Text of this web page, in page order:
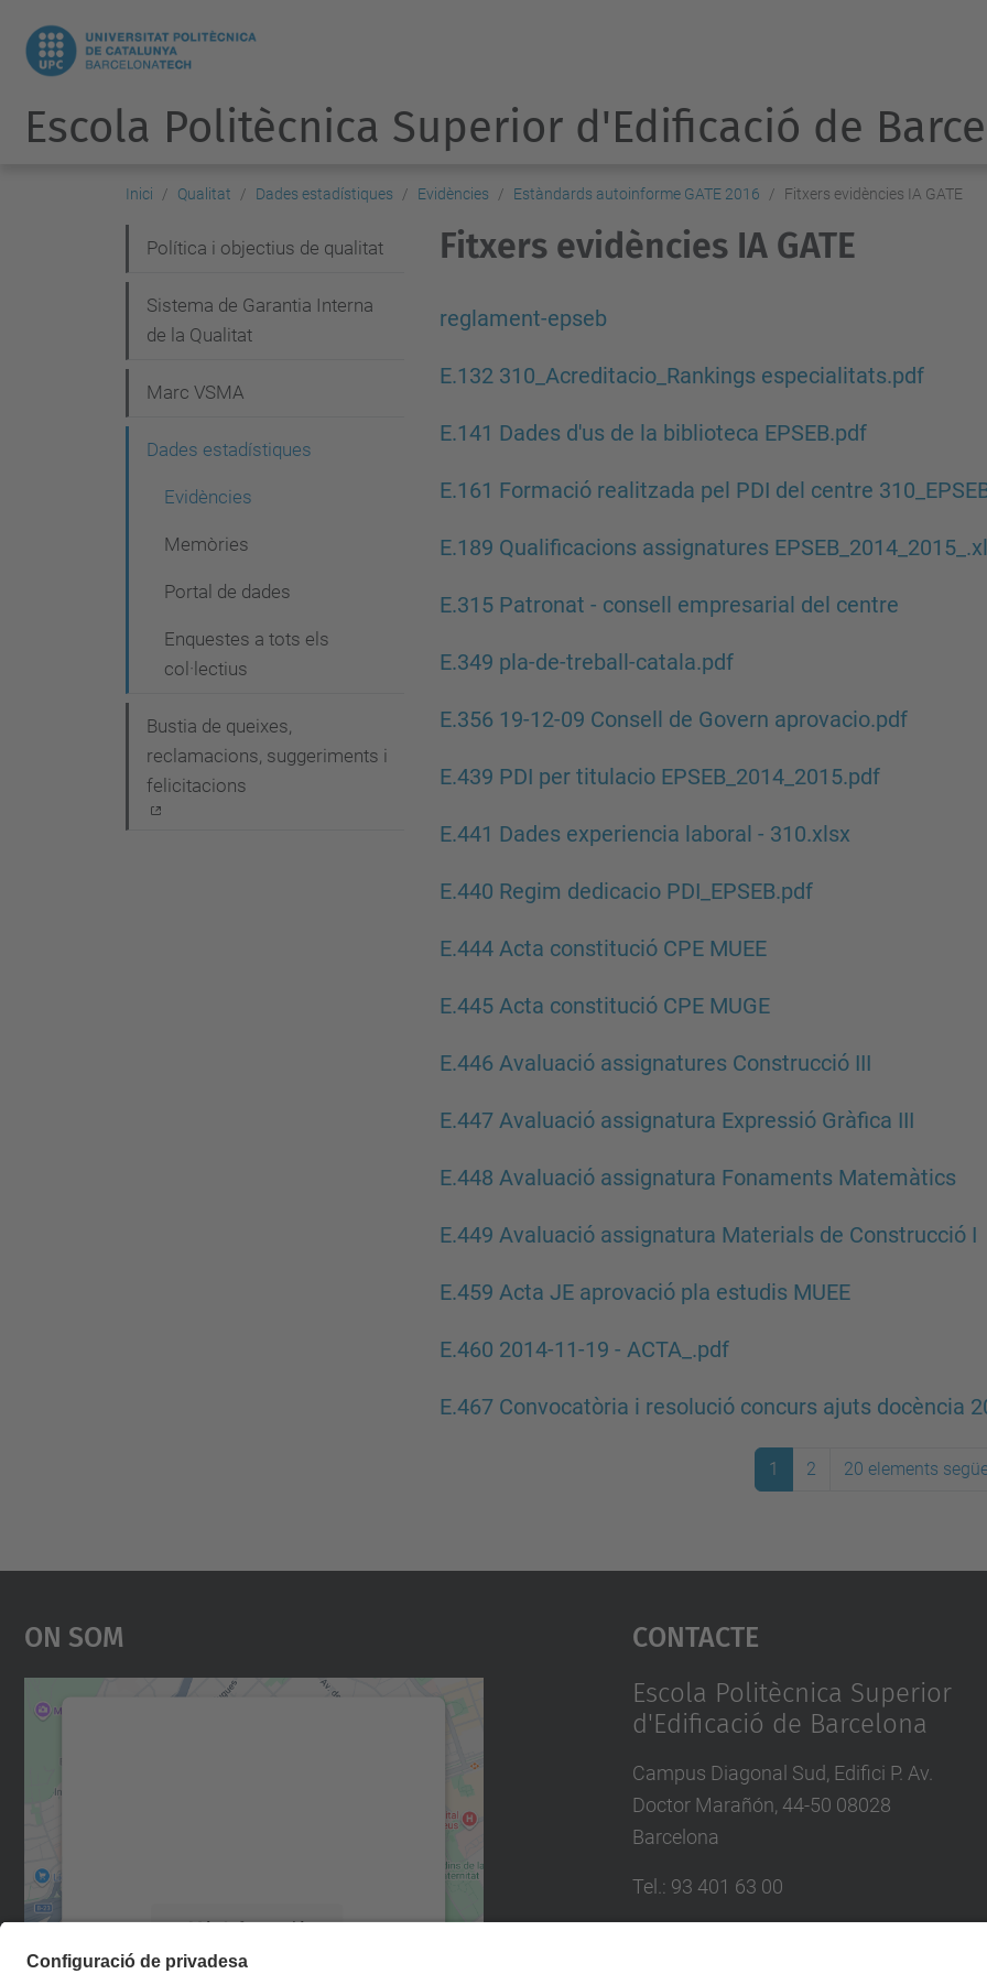
Escola Politècnica Superior d'Edificació de
Inici Qualitat Dades estadístiques Evidències Estàndards autoinforme GATE 2016 Fitxers evidències IA GATE
Fitxers evidències IA GATE
reglament-epseb
E.132 310_Acreditacio_Rankings especialitats.pdf
E.141 Dades d'us de la biblioteca EPSEB.pdf
E.161 Formació realitzada pel PDI del centre
E.189 Qualificacions assignatures
E.315 Patronat - consell empresarial del centre
E.349 pla-de-treball-catala.pdf
E.356 19-12-09 Consell de Govern aprovacio.pdf
E.439 PDI per titulacio EPSEB_2014_2015.pdf
E.441 Dades experiencia laboral - 310.xlsx
E.440 Regim dedicacio PDI_EPSEB.pdf
E.444 Acta constitució CPE MUEE
E.445 Acta constitució CPE MUGE
E.446 Avaluació assignatures Construcció III
E.447 Avaluació assignatura Expressió Gràfica III
E.448 Avaluació assignatura Fonaments Matemàtics
E.449 Avaluació assignatura Materials de Construcció I
E.459 Acta JE aprovació pla estudis MUEE
E.460 2014-11-19 - ACTA_.pdf
E.467 Convocatòria i resolució concurs ajuts docència
1 2 20 elements
a
e
a
Política i objectius de qualitat
Sistema de Garantia Interna
de la Qualitat
Marc VSMA
Dades estadístiques
Evidències
Memòries
Portal de dades
Enquestes a tots els
col·lectius
Bustia de queixes,
reclamacions, suggeriments i
felicitacions
On Som
Més Informació
Contacte
Escola Politècnica Superior
d'Edificació de Barcelona
Campus Diagonal Sud, Edifici P. Av.
Doctor Marañón, 44-50 08028
Barcelona
Tel. : 93 401 63 00